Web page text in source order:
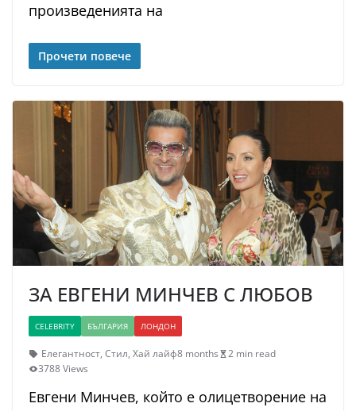
произведенията на
Прочети повече
ЗА ЕВГЕНИ МИНЧЕВ С ЛЮБОВ
CELEBRITY БЪЛГАРИЯ ЛОНДОН
Елегантност, Стил, Хай лайф8 months
2 min read
3788 Views
Евгени Минчев, който е олицетворение на